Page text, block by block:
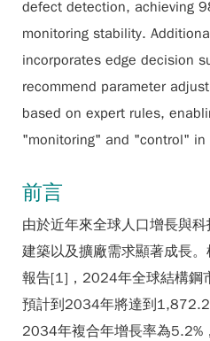
defect detection, achieving
monitoring stability.
incorporates edge decision
recommend parameter
based on expert rules,
"monitoring" and "control" in
前言
由於近年來全球人口增長與
建築以及擴廠需求顯著成長
報告[1]，2024年全球結構鋼
預計到2034年將達到
2034年複合年增長率為5.2%